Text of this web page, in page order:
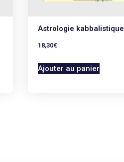
Astrologie kabbalistique
18,30€
Ajouter au panier